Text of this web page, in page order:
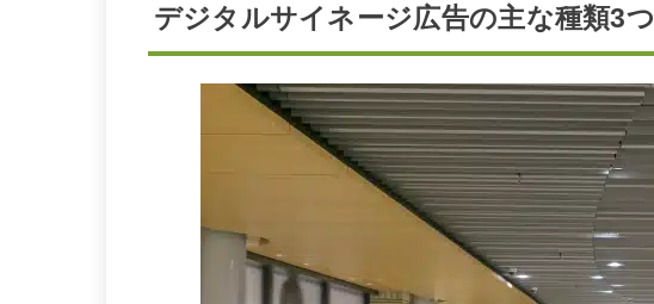
デジタルサイネージ広告の主な種類3つ